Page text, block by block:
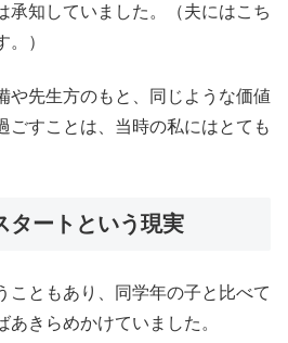
承知していました。（夫にはこち
）
や先生方のもと、同じような価値
ごすことは、当時の私にはとても
タートという現実
こともあり、同学年の子と比べて
きらめかけていました。